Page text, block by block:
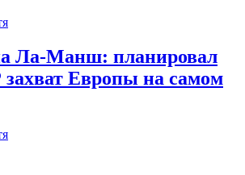
Ла-Манш: планировал
Европы на самом